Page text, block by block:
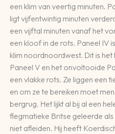
een klim van veertig minuten.
ligt vijfentwintig minuten
een vijftal minuten vanaf het
een kloof in de rots. Paneel IV
klim noordnoordwest. Dit is
Paneel V en het onvoltooide
een vlakke rots. Ze liggen een
en om ze te bereiken moet
bergrug. Het lijkt al bij al een
flegmatieke Britse geleerde
niet afleiden. Hij heeft